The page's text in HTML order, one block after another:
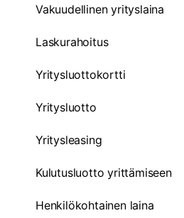
Vakuudellinen yrityslaina
Laskurahoitus
Yritysluottokortti
Yritysluotto
Yritysleasing
Kulutusluotto yrittämiseen
Henkilökohtainen laina